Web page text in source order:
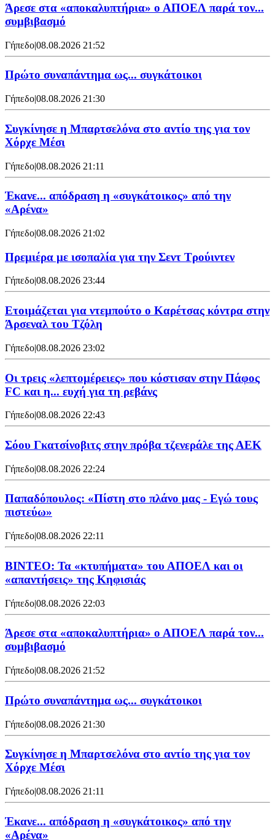
Άρεσε στα «αποκαλυπτήρια» ο ΑΠΟΕΛ παρά τον...
συμβιβασμό
Γήπεδο|08.08.2026 21:52
Πρώτο συναπάντημα ως... συγκάτοικοι
Γήπεδο|08.08.2026 21:30
Συγκίνησε η Μπαρτσελόνα στο αντίο της για τον
Χόρχε Μέσι
Γήπεδο|08.08.2026 21:11
Έκανε... απόδραση η «συγκάτοικος» από την
«Αρένα»
Γήπεδο|08.08.2026 21:02
Πρεμιέρα με ισοπαλία για την Σεντ Τρούιντεν
Γήπεδο|08.08.2026 23:44
Ετοιμάζεται για ντεμπούτο ο Καρέτσας κόντρα στην
Άρσεναλ του Τζόλη
Γήπεδο|08.08.2026 23:02
Οι τρεις «λεπτομέρειες» που κόστισαν στην Πάφος
FC και η... ευχή για τη ρεβάνς
Γήπεδο|08.08.2026 22:43
Σόου Γκατσίνοβιτς στην πρόβα τζενεράλε της ΑΕΚ
Γήπεδο|08.08.2026 22:24
Παπαδόπουλος: «Πίστη στο πλάνο μας - Εγώ τους
πιστεύω»
Γήπεδο|08.08.2026 22:11
ΒΙΝΤΕΟ: Τα «κτυπήματα» του ΑΠΟΕΛ και οι
«απαντήσεις» της Κηφισιάς
Γήπεδο|08.08.2026 22:03
Άρεσε στα «αποκαλυπτήρια» ο ΑΠΟΕΛ παρά τον...
συμβιβασμό
Γήπεδο|08.08.2026 21:52
Πρώτο συναπάντημα ως... συγκάτοικοι
Γήπεδο|08.08.2026 21:30
Συγκίνησε η Μπαρτσελόνα στο αντίο της για τον
Χόρχε Μέσι
Γήπεδο|08.08.2026 21:11
Έκανε... απόδραση η «συγκάτοικος» από την
«Αρένα»